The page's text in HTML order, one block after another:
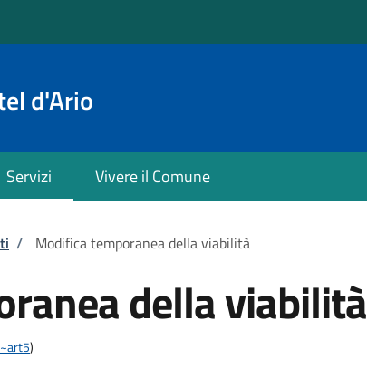
d'Ario
Servizi Vivere il Comune
/ Modifica temporanea della viabilità
della viabilità
)